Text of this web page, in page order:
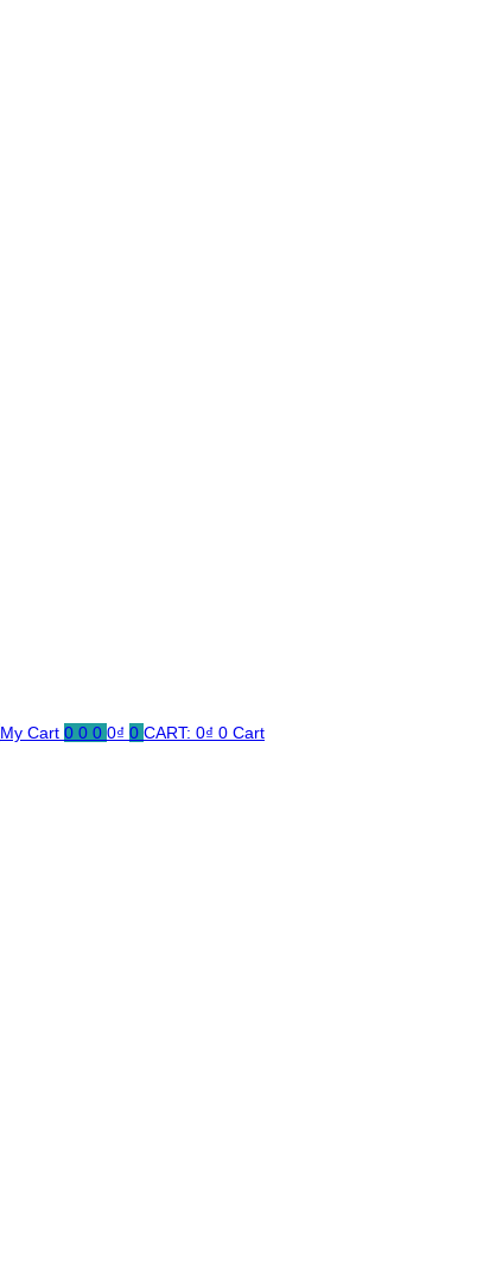
My Cart 0 0 0 0₫ 0 CART: 0₫ 0 Cart